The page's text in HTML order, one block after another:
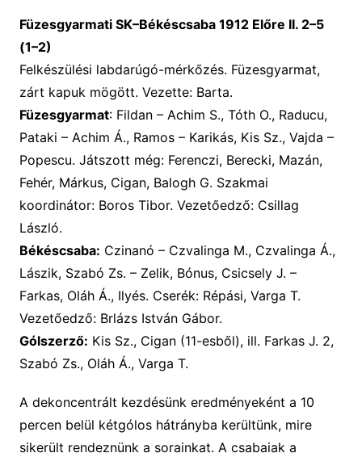
Füzesgyarmati SK–Békéscsaba 1912 Előre II. 2–5
(1–2)
Felkészülési labdarúgó-mérkőzés. Füzesgyarmat,
zárt kapuk mögött. Vezette: Barta.
Füzesgyarmat: Fildan – Achim S., Tóth O., Raducu,
Pataki – Achim Á., Ramos – Karikás, Kis Sz., Vajda –
Popescu. Játszott még: Ferenczi, Berecki, Mazán,
Fehér, Márkus, Cigan, Balogh G. Szakmai
koordinátor: Boros Tibor. Vezetőedző: Csillag
László.
Békéscsaba: Czinanó – Czvalinga M., Czvalinga Á.,
Lászik, Szabó Zs. – Zelik, Bónus, Csicsely J. –
Farkas, Oláh Á., Ilyés. Cserék: Répási, Varga T.
Vezetőedző: Brlázs István Gábor.
Gólszerző: Kis Sz., Cigan (11-esből), ill. Farkas J. 2,
Szabó Zs., Oláh Á., Varga T.
A dekoncentrált kezdésünk eredményeként a 10
percen belül kétgólos hátrányba kerültünk, mire
sikerült rendeznünk a sorainkat. A csabaiak a